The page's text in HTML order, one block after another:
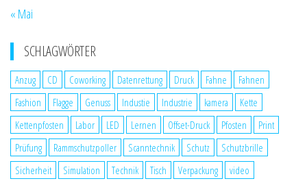
« Mai
SCHLAGWÖRTER
Anzug CD Coworking Datenrettung Druck Fahne
Fahnen
Fashion
Flagge Genuss Industie Industrie kamera
Kette
Kettenpfosten
Labor LED Lernen Offset-Druck Pfosten
Print
Prüfung
Rammschutzpoller Scanntechnik Schutz
Schutzbrille
Sicherheit
Simulation Technik Tisch Verpackung video